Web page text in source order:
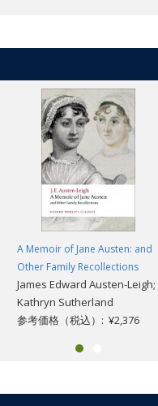
A Memoir of Jane Austen: and
Other Family Recollections
James Edward Austen-Leigh;
Kathryn Sutherland
参考価格（税込）: ¥2,376